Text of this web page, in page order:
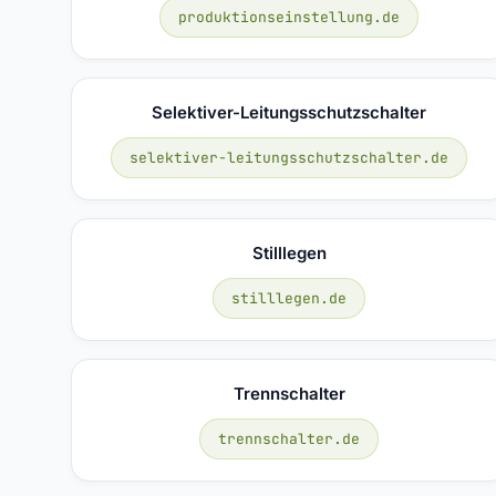
produktionseinstellung.de
Selektiver-Leitungsschutzschalter
selektiver-leitungsschutzschalter.de
Stilllegen
stilllegen.de
Trennschalter
trennschalter.de